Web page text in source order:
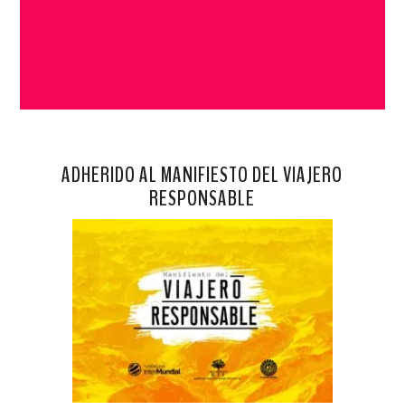
ADHERIDO AL MANIFIESTO DEL VIAJERO
RESPONSABLE